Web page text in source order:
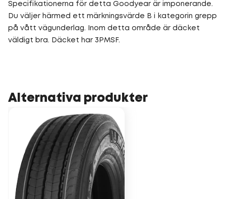
Specifikationerna för detta Goodyear är imponerande.
Du väljer härmed ett märkningsvärde B i kategorin grepp
på vått vägunderlag. Inom detta område är däcket
väldigt bra. Däcket har 3PMSF.
Alternativa produkter